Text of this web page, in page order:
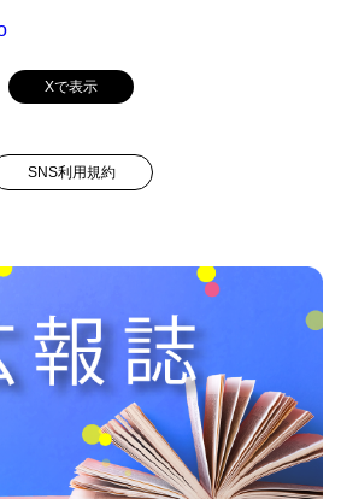
Xで表示
SNS利用規約